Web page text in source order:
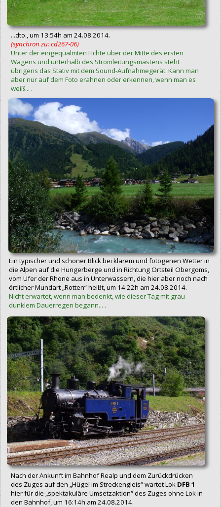
...dto., um 13:54h am 24.08.2014.
(synchron zu: cd267‑06)
Unter der eingequalmten Fichte über der Mitte des ersten
Wagens und unterhalb des Stromleitungsmastens steht
übrigens das Stativ mit dem Sound-Aufnahmegerät. Kann man
aber nur auf dem Foto erahnen oder erkennen, wenn man es
weiß... .
Ein typischer und schöner Blick bei klarem und fotogenen Wetter in
die Alpen auf die Hungerberge und in Richtung Ortsteil Obergoms,
vom Ufer der Rhone aus in Unterwassern, die hier aber noch nach
örtlicher Mundart „Rotten“ heißt, um 14:22h am 24.08.2014.
Nicht erwartet, wenn man bedenkt, wie dieser Tag mit grau
dunklem Dauerregen begann... .
Nach der Ankunft im Bahnhof Realp und dem Zurückdrücken
des Zuges auf den „Hügel im Streckengleis“ wartet Lok DFB 1
hier für die „spektakuläre Umsetzaktion“ des Zuges ohne Lok in
den Bahnhof, um 16:14h am 24.08.2014.